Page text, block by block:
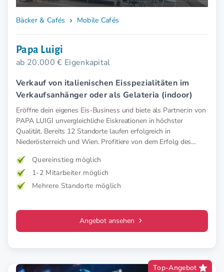
Bäcker & Cafés Mobile Cafés
Papa Luigi
ab 20.000 € Eigenkapital
Verkauf von italienischen Eisspezialitäten im
Verkaufsanhänger oder als Gelateria (indoor)
Eröffne dein eigenes Eis-Business und biete als Partner:in von
PAPA LUIGI unvergleichliche Eiskreationen in höchster
Qualität. Bereits 12 Standorte laufen erfolgreich in
Niederösterreich und Wien. Profitiere von dem Erfolg des
Quereinstieg möglich
1-2 Mitarbeiter möglich
Mehrere Standorte möglich
Angebot ansehen
Top-Angebot